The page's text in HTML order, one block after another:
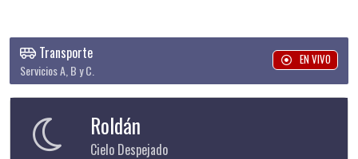
Transporte
Servicios A, B y C.
EN VIVO
Roldán
Cielo Despejado